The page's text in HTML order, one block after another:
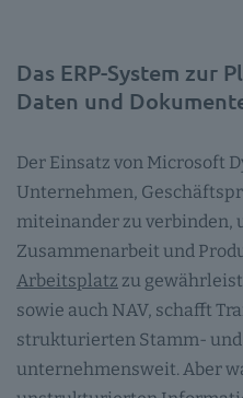
Das ERP-System zur
Daten und
Der Einsatz von Microsoft
Unternehmen,
miteinander zu verbinden,
Zusammenarbeit und
Arbeitsplatz zu
sowie auch NAV, schafft
strukturierten Stamm- und
unternehmensweit. Aber